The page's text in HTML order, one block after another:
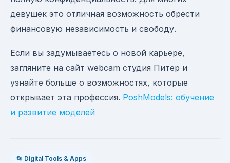
девушек это отличная возможность обрести
финансовую независимость и свободу.
Если вы задумываетесь о новой карьере,
загляните на сайт webcam студия Питер и
узнайте больше о возможностях, которые
открывает эта профессия. PoshModels: обучение
и развитие моделей
📂 Digital Tools & Apps